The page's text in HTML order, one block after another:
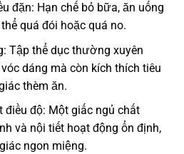
đặn: Hạn chế bỏ bữa, ăn uống
quá đói hoặc quá no.
Tập thể dục thường xuyên
dáng mà còn kích thích tiêu
thèm ăn.
điều độ: Một giấc ngủ chất
và nội tiết hoạt động ổn định,
ngon miệng.